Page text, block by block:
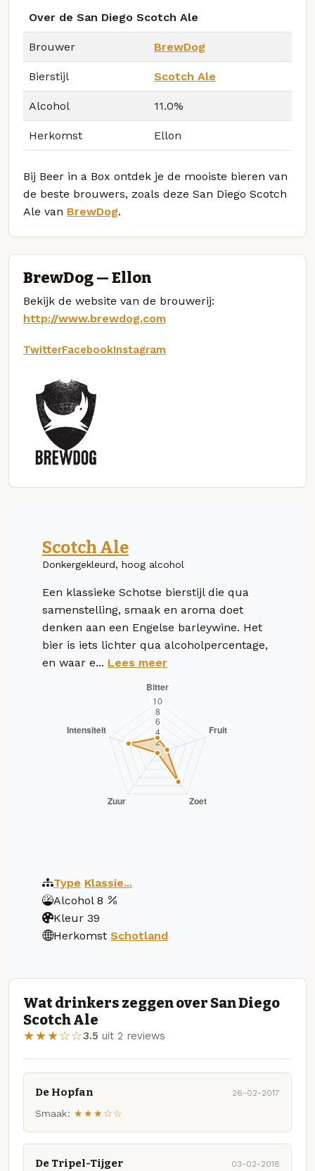
Over de San Diego Scotch Ale
Brouwer BrewDog
Bierstijl Scotch Ale
Alcohol 11.0%
Herkomst Ellon
Bij Beer in a Box ontdek je de mooiste bieren van
de beste brouwers, zoals deze San Diego Scotch
Ale van BrewDog.
BrewDog — Ellon
Bekijk de website van de brouwerij:
http://www.brewdog.com
TwitterFacebookInstagram
Scotch Ale
Donkergekleurd, hoog alcohol
Een klassieke Schotse bierstijl die qua
samenstelling, smaak en aroma doet
denken aan een Engelse barleywine. Het
bier is iets lichter qua alcoholpercentage,
en waar e... Lees meer
Type Klassie...
Alcohol 8
Kleur 39
Herkomst Schotland
Wat drinkers zeggen over San Diego
Scotch Ale
★★★☆☆3.5 uit 2 reviews
De Hopfan 26-02-2017
Smaak: ★★★☆☆
De Tripel-Tijger 03-02-2018